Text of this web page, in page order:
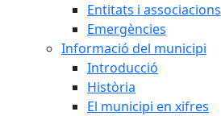
Entitats i associacions
Emergències
Informació del municipi
Introducció
Història
El municipi en xifres